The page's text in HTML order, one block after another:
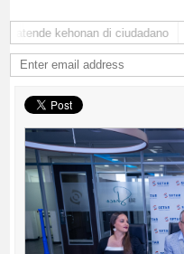
atende kehonan di ciudadano